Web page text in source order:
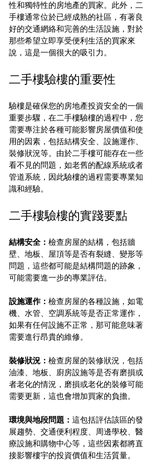
性和獨特性的房地產的買家。此外，二
手樓通常位於已經成熟的社區，有著良
好的交通網絡和完善的生活設施，對於
那些希望立即享受便利生活的買家來
說，這是一個很大的吸引力。
二手樓驗樓的重要性
驗樓是確保您的房地產投資安全的一個
重要步驟，在二手樓驗樓的過程中，您
需要專注於各種可能影響房屋價值和使
用的因素，包括結構安全、設施運作、
裝修狀況等。由於二手樓可能存在一些
看不見的問題，如老舊的配線系統或者
管道系統，因此驗樓的過程需要專業知
識和經驗。
二手樓驗樓的實踐要點
結構安全： 檢查房屋的結構，包括牆
壁、地板、屋頂等是否有裂縫、變形等
問題，這些都可能是結構問題的跡象，
可能需要進一步的專業評估。
設施運作： 檢查房屋的各種設施，如電
機、水管、空調系統等是否正常運作，
如果有任何設施不正常，那可能意味著
需要進行昂貴的維修。
裝修狀況： 檢查房屋的裝修狀況，包括
油漆、地板、廚房設施等是否有磨損或
者老化的情況，磨損或老化的裝修可能
需要更新，這也會增加買家的負擔。
環境與地段問題： 這包括評估該區的發
展趨勢、交通便利程度、周邊學校、醫
療設施和購物中心等，這些因素都將直
接影響樓宇的投資價值和生活質量。